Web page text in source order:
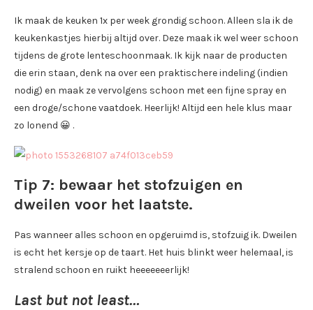
Ik maak de keuken 1x per week grondig schoon. Alleen sla ik de
keukenkastjes hierbij altijd over. Deze maak ik wel weer schoon
tijdens de grote lenteschoonmaak. Ik kijk naar de producten
die erin staan, denk na over een praktischere indeling (indien
nodig) en maak ze vervolgens schoon met een fijne spray en
een droge/schone vaatdoek. Heerlijk! Altijd een hele klus maar
zo lonend 😀 .
Tip 7: bewaar het stofzuigen en
dweilen voor het laatste.
Pas wanneer alles schoon en opgeruimd is, stofzuig ik. Dweilen
is echt het kersje op de taart. Het huis blinkt weer helemaal, is
stralend schoon en ruikt heeeeeeerlijk!
Last but not least…